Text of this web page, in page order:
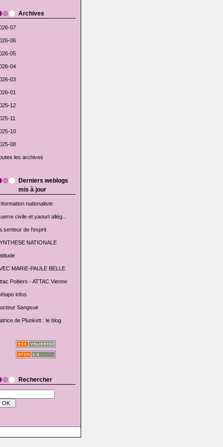
Archives
07
06
05
04
03
01
12
11
10
08
les archives
Derniers weblogs
mis à jour
nationaliste
civile et yaourt allég...
senteur de l'esprit
NATIONALE
MARIE-PAULE BELLE
Poitiers - ATTAC Vienne
infos
Sangsue
de Plunkett : le blog
Rechercher